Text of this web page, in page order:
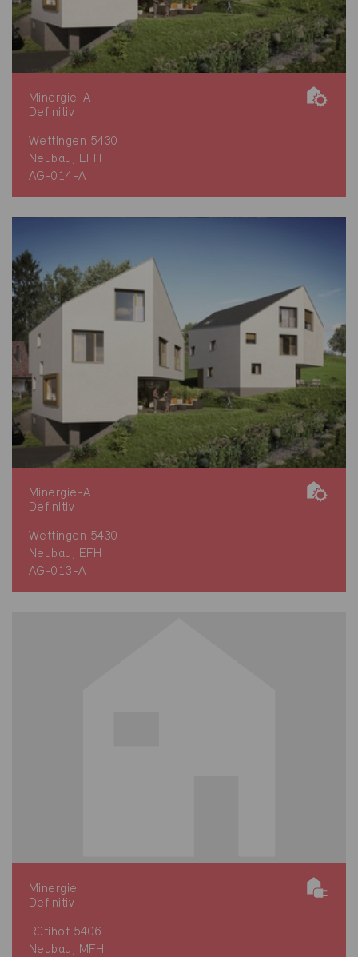
Minergie-A
Definitiv
Wettingen 5430
Neubau, EFH
AG-014-A
Minergie-A
Definitiv
Wettingen 5430
Neubau, EFH
AG-013-A
Minergie
Definitiv
Rütihof 5406
Neubau, MFH